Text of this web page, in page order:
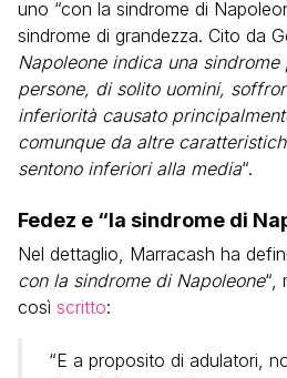
uno “con la sindrome di
sindrome di grandezza. Cito da
Napoleone indica una
persone, di solito uomini,
inferiorità causato
comunque da altre
sentono inferiori alla media“.
Fedez e “la sindrome di
Nel dettaglio, Marracash ha
con la sindrome di Napoleone“,
così scritto:
“E a proposito di adulatori,